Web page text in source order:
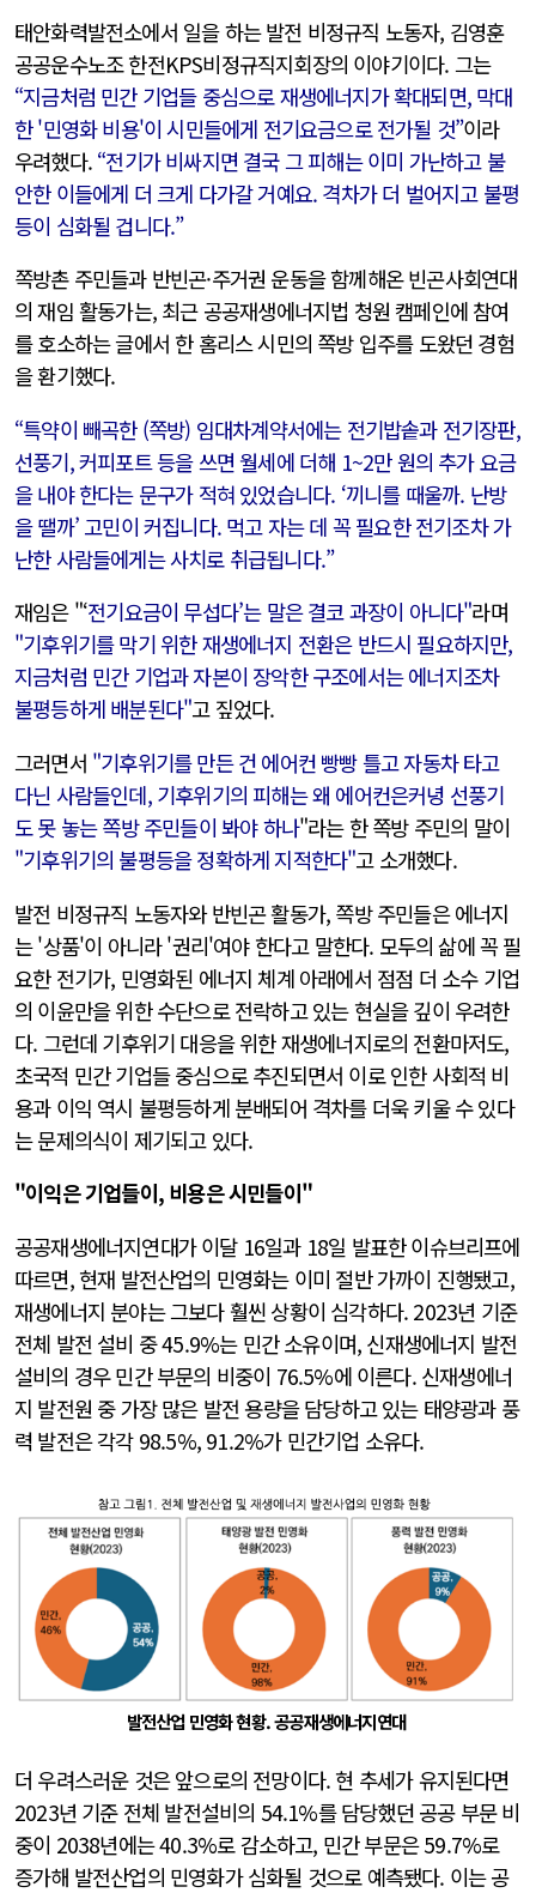
태안화력발전소에서 일을 하는 발전 비정규직 노동자, 김영훈
공공운수노조 한전KPS비정규직지회장의 이야기이다. 그는
“지금처럼 민간 기업들 중심으로 재생에너지가 확대되면, 막대
한 '민영화 비용'이 시민들에게 전기요금으로 전가될 것”이라
우려했다. “전기가 비싸지면 결국 그 피해는 이미 가난하고 불
안한 이들에게 더 크게 다가갈 거예요. 격차가 더 벌어지고 불평
등이 심화될 겁니다.”
쪽방촌 주민들과 반빈곤·주거권 운동을 함께해온 빈곤사회연대
의 재임 활동가는, 최근 공공재생에너지법 청원 캠페인에 참여
를 호소하는 글에서 한 홈리스 시민의 쪽방 입주를 도왔던 경험
을 환기했다.
“특약이 빼곡한 (쪽방) 임대차계약서에는 전기밥솥과 전기장판,
선풍기, 커피포트 등을 쓰면 월세에 더해 1~2만 원의 추가 요금
을 내야 한다는 문구가 적혀 있었습니다. ‘끼니를 때울까. 난방
을 땔까’ 고민이 커집니다. 먹고 자는 데 꼭 필요한 전기조차 가
난한 사람들에게는 사치로 취급됩니다.”
재임은 "‘전기요금이 무섭다’는 말은 결코 과장이 아니다"라며
"기후위기를 막기 위한 재생에너지 전환은 반드시 필요하지만,
지금처럼 민간 기업과 자본이 장악한 구조에서는 에너지조차
불평등하게 배분된다"고 짚었다.
그러면서 "기후위기를 만든 건 에어컨 빵빵 틀고 자동차 타고
다닌 사람들인데, 기후위기의 피해는 왜 에어컨은커녕 선풍기
도 못 놓는 쪽방 주민들이 봐야 하나"라는 한 쪽방 주민의 말이
"기후위기의 불평등을 정확하게 지적한다"고 소개했다.
발전 비정규직 노동자와 반빈곤 활동가, 쪽방 주민들은 에너지
는 '상품'이 아니라 '권리'여야 한다고 말한다. 모두의 삶에 꼭 필
요한 전기가, 민영화된 에너지 체계 아래에서 점점 더 소수 기업
의 이윤만을 위한 수단으로 전락하고 있는 현실을 깊이 우려한
다. 그런데 기후위기 대응을 위한 재생에너지로의 전환마저도,
초국적 민간 기업들 중심으로 추진되면서 이로 인한 사회적 비
용과 이익 역시 불평등하게 분배되어 격차를 더욱 키울 수 있다
는 문제의식이 제기되고 있다.
"이익은 기업들이, 비용은 시민들이"
공공재생에너지연대가 이달 16일과 18일 발표한 이슈브리프에
따르면, 현재 발전산업의 민영화는 이미 절반 가까이 진행됐고,
재생에너지 분야는 그보다 훨씬 상황이 심각하다. 2023년 기준
전체 발전 설비 중 45.9%는 민간 소유이며, 신재생에너지 발전
설비의 경우 민간 부문의 비중이 76.5%에 이른다. 신재생에너
지 발전원 중 가장 많은 발전 용량을 담당하고 있는 태양광과 풍
력 발전은 각각 98.5%, 91.2%가 민간기업 소유다.
발전산업 민영화 현황. 공공재생에너지연대
더 우려스러운 것은 앞으로의 전망이다. 현 추세가 유지된다면
2023년 기준 전체 발전설비의 54.1%를 담당했던 공공 부문 비
중이 2038년에는 40.3%로 감소하고, 민간 부문은 59.7%로
증가해 발전산업의 민영화가 심화될 것으로 예측됐다. 이는 공